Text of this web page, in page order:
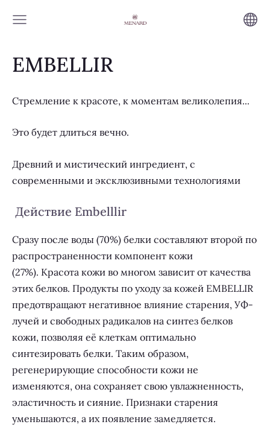
EMBELLIR
Стремление к красоте, к моментам великолепия...
Это будет длиться вечно.
Древний и мистический ингредиент, с
современными и эксклюзивными технологиями
Действие Embelllir
Сразу после воды (70%) белки составляют второй по
распространенности компонент кожи
(27%). Красота кожи во многом зависит от качества
этих белков. Продукты по уходу за кожей EMBELLIR
предотвращают негативное влияние старения, УФ-
лучей и свободных радикалов на синтез белков
кожи, позволяя её клеткам оптимально
синтезировать белки. Таким образом,
регенерирующие способности кожи не
изменяются, она сохраняет свою увлажненность,
эластичность и сияние. Признаки старения
уменьшаются, а их появление замедляется.